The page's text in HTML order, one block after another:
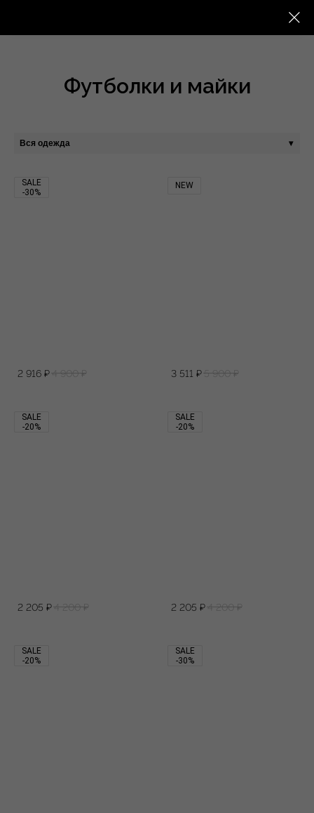
Футболки и майки
SALE
-30%
2 916 ₽4 900 ₽
NEW
3 511 ₽5 900 ₽
SALE
-20%
2 205 ₽4 200 ₽
SALE
-20%
2 205 ₽4 200 ₽
SALE
-20%
SALE
-30%